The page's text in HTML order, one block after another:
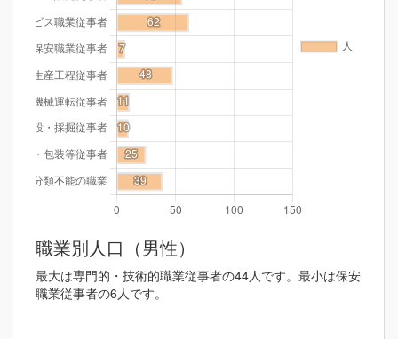
職業別人口（男性）
最大は専門的・技術的職業従事者の44人です。最小は保安
職業従事者の6人です。